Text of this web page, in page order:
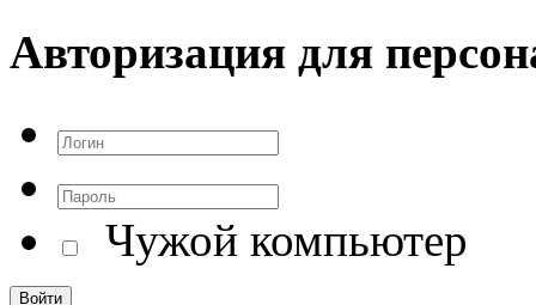
Авторизация для
Чужой компьютер